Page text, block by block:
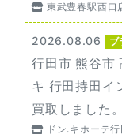
東武豊春駅西口
2026.08.06 ブ
行田市 熊谷市
キ 行田持田イ
買取しました。
ドン.キホーテ